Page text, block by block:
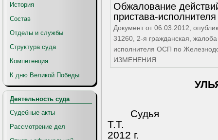
История
Состав
Отделы и службы
Структура суда
Компетенция
К дню Великой Победы
Деятельность суда
Судебные акты
Рассмотрение дел
Обжалование
пристава-исполнителя
Документ от 06.03.2012,
31260, 2-я гражданская,
исполнителя ОСП по Железнодорожному району, РЕШЕНИЕ оставлено БЕЗ
ИЗМЕНЕНИЯ
Судья
Т.Т.
2012 г.